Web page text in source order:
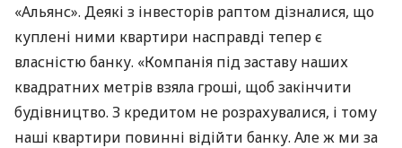
«Альянс». Деякі з інвесторів раптом дізналися, що
куплені ними квартири насправді тепер є
власністю банку. «Компанія під заставу наших
квадратних метрів взяла гроші, щоб закінчити
будівництво. З кредитом не розрахувалися, і тому
наші квартири повинні відійти банку. Але ж ми за